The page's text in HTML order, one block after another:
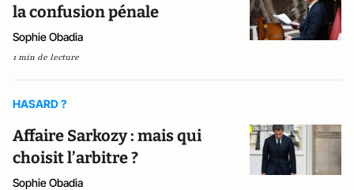
la confusion pénale
Sophie Obadia
1 min de lecture
HASARD ?
Affaire Sarkozy : mais qui
choisit l’arbitre ?
Sophie Obadia